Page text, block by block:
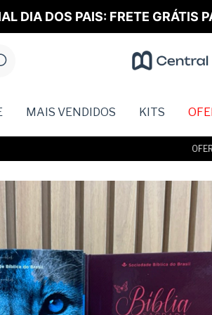
DIA DOS PAIS: FRETE GRÁTIS
MAIS VENDIDOS KITS